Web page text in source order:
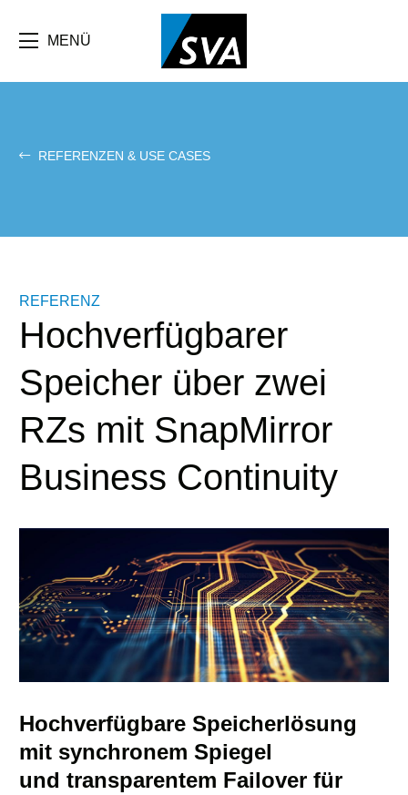
Inhalt
MENÜ
REFERENZEN & USE CASES
REFERENZ
Hochverfügbarer
Speicher über zwei
RZs mit SnapMirror
Business Continuity
Hochverfügbare Speicherlösung
mit synchronem Spiegel
und transparentem Failover für